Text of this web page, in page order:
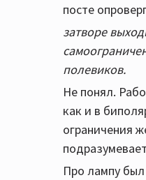
посте
затворе
полевиков.
Не понял.
как и в
ограничения
Про лампу